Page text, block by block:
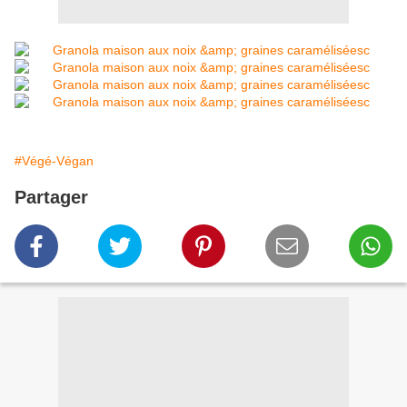
#Végé-Végan
Partager